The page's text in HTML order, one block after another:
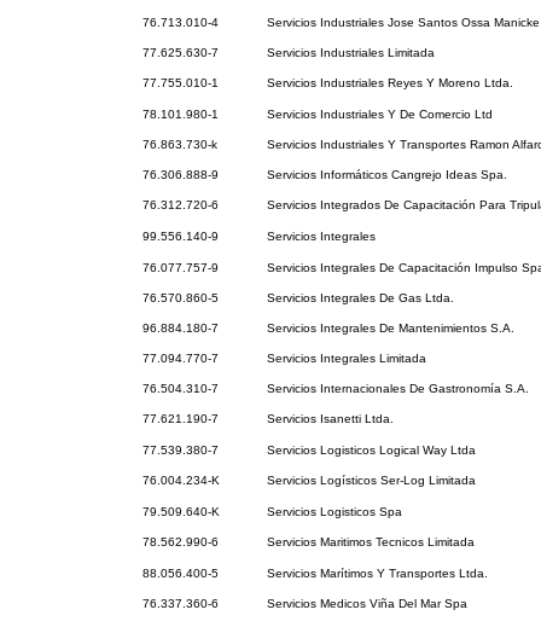
76.713.010-4 Servicios Industriales Jose Santos Ossa Manicke
77.625.630-7 Servicios Industriales Limitada
77.755.010-1 Servicios Industriales Reyes Y Moreno Ltda.
78.101.980-1 Servicios Industriales Y De Comercio Ltd
76.863.730-k Servicios Industriales Y Transportes Ramon
76.306.888-9 Servicios Informáticos Cangrejo Ideas Spa.
76.312.720-6 Servicios Integrados De Capacitación Para
99.556.140-9 Servicios Integrales
76.077.757-9 Servicios Integrales De Capacitación Impulso
76.570.860-5 Servicios Integrales De Gas Ltda.
96.884.180-7 Servicios Integrales De Mantenimientos S.A.
77.094.770-7 Servicios Integrales Limitada
76.504.310-7 Servicios Internacionales De Gastronomía S.A.
77.621.190-7 Servicios Isanetti Ltda.
77.539.380-7 Servicios Logisticos Logical Way Ltda
76.004.234-K Servicios Logísticos Ser-Log Limitada
79.509.640-K Servicios Logisticos Spa
78.562.990-6 Servicios Maritimos Tecnicos Limitada
88.056.400-5 Servicios Marítimos Y Transportes Ltda.
76.337.360-6 Servicios Medicos Viña Del Mar Spa